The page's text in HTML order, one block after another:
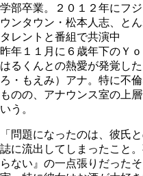
学部卒業。２０１２年にフ
ウンタウン・松本人志、と
タレントと番組で共演中
昨年１１月に６歳年下のＹ
はるくんとの熱愛が発覚し
ろ・もえみ）アナ。特に不
ものの、アナウンス室の上
いう。
「問題になったのは、彼氏
誌に流出してしまったこと
らない』の一点張りだった